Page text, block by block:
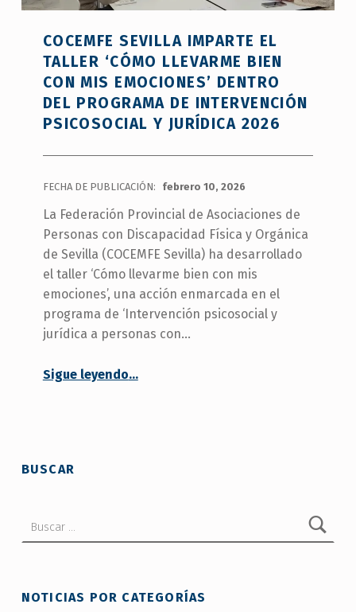
COCEMFE SEVILLA IMPARTE EL
TALLER ‘CÓMO LLEVARME BIEN
CON MIS EMOCIONES’ DENTRO
DEL PROGRAMA DE INTERVENCIÓN
PSICOSOCIAL Y JURÍDICA 2026
FECHA DE PUBLICACIÓN: febrero 10, 2026
La Federación Provincial de Asociaciones de
Personas con Discapacidad Física y Orgánica
de Sevilla (COCEMFE Sevilla) ha desarrollado
el taller ‘Cómo llevarme bien con mis
emociones’, una acción enmarcada en el
programa de ‘Intervención psicosocial y
jurídica a personas con…
Sigue leyendo“COCEMFE Sevilla imparte el taller ‘Cómo llevarme bien con mis emociones’ dentro del programa de Intervención Psicosocial y Jurídica 2026”
…
BUSCAR
NOTICIAS POR CATEGORÍAS